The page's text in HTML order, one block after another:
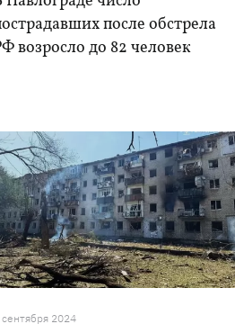
после обстрела
возросло до 82 человек
сентября 2024